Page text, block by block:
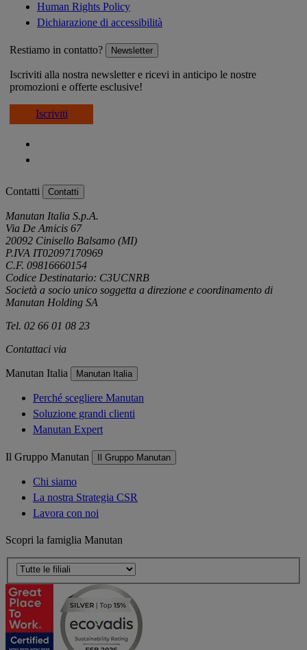
Human Rights Policy
Dichiarazione di accessibilità
Restiamo in contatto? Newsletter
Iscriviti alla nostra newsletter e ricevi in anticipo le nostre
promozioni e offerte esclusive!
Iscriviti
Contatti Contatti
Manutan Italia S.p.A.
Via De Amicis 67
20092 Cinisello Balsamo (MI)
P.IVA IT02097170969
C.F. 09816660154
Codice Destinatario: C3UCNRB
Società a socio unico soggetta a direzione e coordinamento di
Manutan Holding SA
Tel. 02 66 01 08 23
Contattaci via
Manutan Italia Manutan Italia
Perché scegliere Manutan
Soluzione grandi clienti
Manutan Expert
Il Gruppo Manutan Il Gruppo Manutan
Chi siamo
La nostra Strategia CSR
Lavora con noi
Scopri la famiglia Manutan